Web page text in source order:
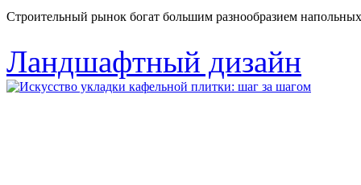
Строительный рынок богат большим разнообразием
Ландшафтный дизайн